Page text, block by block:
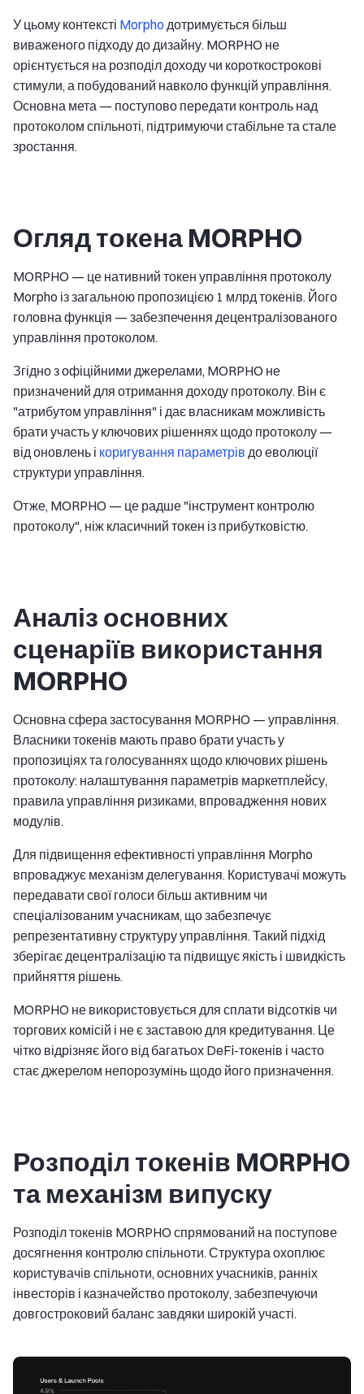
У цьому контексті Morpho дотримується більш
виваженого підходу до дизайну. MORPHO не
орієнтується на розподіл доходу чи короткострокові
стимули, а побудований навколо функцій управління.
Основна мета — поступово передати контроль над
протоколом спільноті, підтримуючи стабільне та стале
зростання.
Огляд токена MORPHO
MORPHO — це нативний токен управління протоколу
Morpho із загальною пропозицією 1 млрд токенів. Його
головна функція — забезпечення децентралізованого
управління протоколом.
Згідно з офіційними джерелами, MORPHO не
призначений для отримання доходу протоколу. Він є
"атрибутом управління" і дає власникам можливість
брати участь у ключових рішеннях щодо протоколу —
від оновлень і коригування параметрів до еволюції
структури управління.
Отже, MORPHO — це радше "інструмент контролю
протоколу", ніж класичний токен із прибутковістю.
Аналіз основних
сценаріїв використання
MORPHO
Основна сфера застосування MORPHO — управління.
Власники токенів мають право брати участь у
пропозиціях та голосуваннях щодо ключових рішень
протоколу: налаштування параметрів маркетплейсу,
правила управління ризиками, впровадження нових
модулів.
Для підвищення ефективності управління Morpho
впроваджує механізм делегування. Користувачі можуть
передавати свої голоси більш активним чи
спеціалізованим учасникам, що забезпечує
репрезентативну структуру управління. Такий підхід
зберігає децентралізацію та підвищує якість і швидкість
прийняття рішень.
MORPHO не використовується для сплати відсотків чи
торгових комісій і не є заставою для кредитування. Це
чітко відрізняє його від багатьох DeFi-токенів і часто
стає джерелом непорозумінь щодо його призначення.
Розподіл токенів MORPHO
та механізм випуску
Розподіл токенів MORPHO спрямований на поступове
досягнення контролю спільноти. Структура охоплює
користувачів спільноти, основних учасників, ранніх
інвесторів і казначейство протоколу, забезпечуючи
довгостроковий баланс завдяки широкій участі.